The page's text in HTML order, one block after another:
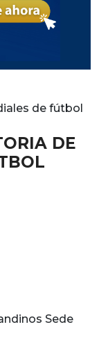
de fútbol
DE
Sede